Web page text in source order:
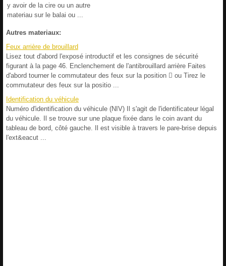
y avoir de la cire ou un autre
materiau sur le balai ou ...
Autres materiaux:
Feux arrière de brouillard
Lisez tout d'abord l'exposé introductif et les consignes de sécurité
figurant à la page 46. Enclenchement de l'antibrouillard arrière Faites
d'abord tourner le commutateur des feux sur la position  ou Tirez le
commutateur des feux sur la positio ...
Identification du véhicule
Numéro d'identification du véhicule (NIV) Il s'agit de l'identificateur légal
du véhicule. Il se trouve sur une plaque fixée dans le coin avant du
tableau de bord, côté gauche. Il est visible à travers le pare-brise depuis
l'ext&eacut ...